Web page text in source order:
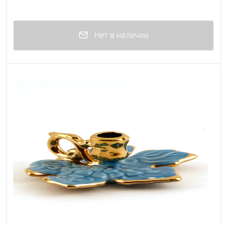
Нет в наличии